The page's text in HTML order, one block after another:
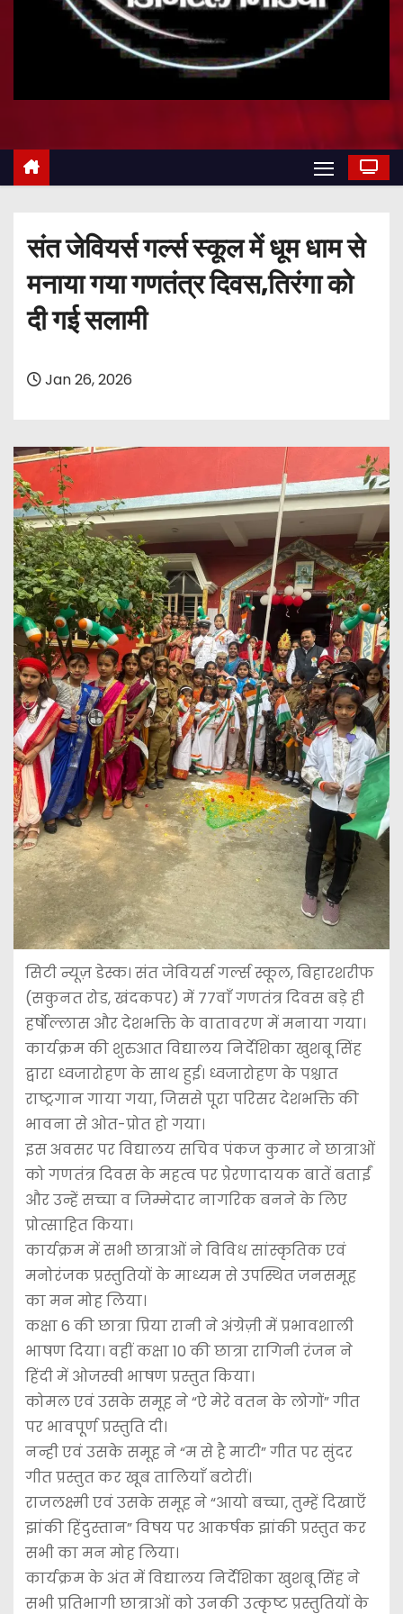
संत जेवियर्स गर्ल्स स्कूल में धूम धाम से
मनाया गया गणतंत्र दिवस,तिरंगा को
दी गई सलामी
Jan 26, 2026
सिटी न्यूज़ डेस्क। संत जेवियर्स गर्ल्स स्कूल, बिहारशरीफ
(सकुनत रोड, खंदकपर) में 77वाँ गणतंत्र दिवस बड़े ही
हर्षोल्लास और देशभक्ति के वातावरण में मनाया गया।
कार्यक्रम की शुरुआत विद्यालय निर्देशिका खुशबू सिंह
द्वारा ध्वजारोहण के साथ हुई। ध्वजारोहण के पश्चात
राष्ट्रगान गाया गया, जिससे पूरा परिसर देशभक्ति की
भावना से ओत-प्रोत हो गया।
इस अवसर पर विद्यालय सचिव पंकज कुमार ने छात्राओं
को गणतंत्र दिवस के महत्व पर प्रेरणादायक बातें बताईं
और उन्हें सच्चा व जिम्मेदार नागरिक बनने के लिए
प्रोत्साहित किया।
कार्यक्रम में सभी छात्राओं ने विविध सांस्कृतिक एवं
मनोरंजक प्रस्तुतियों के माध्यम से उपस्थित जनसमूह
का मन मोह लिया।
कक्षा 6 की छात्रा प्रिया रानी ने अंग्रेज़ी में प्रभावशाली
भाषण दिया। वहीं कक्षा 10 की छात्रा रागिनी रंजन ने
हिंदी में ओजस्वी भाषण प्रस्तुत किया।
कोमल एवं उसके समूह ने “ऐ मेरे वतन के लोगों” गीत
पर भावपूर्ण प्रस्तुति दी।
नन्ही एवं उसके समूह ने “म से है माटी” गीत पर सुंदर
गीत प्रस्तुत कर खूब तालियाँ बटोरीं।
राजलक्ष्मी एवं उसके समूह ने “आयो बच्चा, तुम्हें दिखाएँ
झांकी हिंदुस्तान” विषय पर आकर्षक झांकी प्रस्तुत कर
सभी का मन मोह लिया।
कार्यक्रम के अंत में विद्यालय निर्देशिका खुशबू सिंह ने
सभी प्रतिभागी छात्राओं को उनकी उत्कृष्ट प्रस्तुतियों के